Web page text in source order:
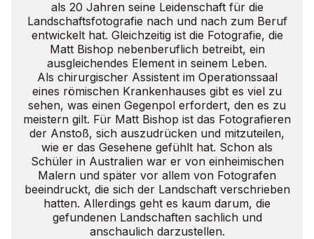
als 20 Jahren seine Leidenschaft für die
Landschaftsfotografie nach und nach zum Beruf
entwickelt hat. Gleichzeitig ist die Fotografie, die
Matt Bishop nebenberuflich betreibt, ein
ausgleichendes Element in seinem Leben.
Als chirurgischer Assistent im Operationssaal
eines römischen Krankenhauses gibt es viel zu
sehen, was einen Gegenpol erfordert, den es zu
meistern gilt. Für Matt Bishop ist das Fotografieren
der Anstoß, sich auszudrücken und mitzuteilen,
wie er das Gesehene gefühlt hat. Schon als
Schüler in Australien war er von einheimischen
Malern und später vor allem von Fotografen
beeindruckt, die sich der Landschaft verschrieben
hatten. Allerdings geht es kaum darum, die
gefundenen Landschaften sachlich und
anschaulich darzustellen.